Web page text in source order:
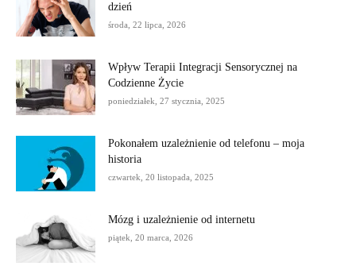
dzień
środa, 22 lipca, 2026
Wpływ Terapii Integracji Sensorycznej na
Codzienne Życie
poniedziałek, 27 stycznia, 2025
Pokonałem uzależnienie od telefonu – moja
historia
czwartek, 20 listopada, 2025
Mózg i uzależnienie od internetu
piątek, 20 marca, 2026